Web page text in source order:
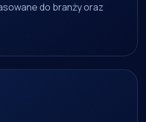
do branży oraz